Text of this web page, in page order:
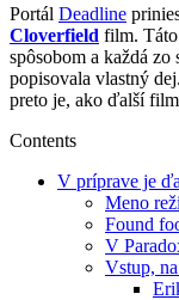
Portál Deadline
Cloverfield film.
spôsobom a každá
popisovala vlastný
preto je, ako ďalší
Contents
V príprave je
Meno
Found
V
Vstup,